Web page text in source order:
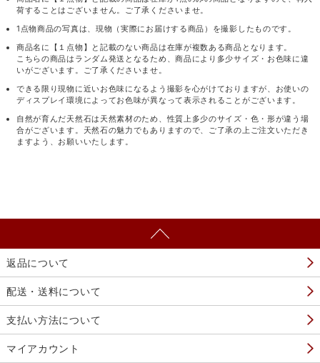
荷することはございません。ご了承くださいませ。
1点物商品の写真は、現物（実際にお届けする商品）を撮影したものです。
商品名に【１点物】と記載のない商品は在庫が複数ある商品となります。
こちらの商品はランダム発送となるため、商品により多少サイズ・お色味に違
いがございます。ご了承くださいませ。
できる限り現物に近いお色味になるよう撮影を心がけておりますが、お使いの
ディスプレイ環境によってお色味が異なって表示されることがございます。
自然が育んだ天然石は天然素材のため、性質上多少のサイズ・色・形が違う場
合がございます。天然石の魅力でもありますので、ご了承の上ご注文いただき
ますよう、お願いいたします。
返品について
配送・送料について
支払い方法について
マイアカウント